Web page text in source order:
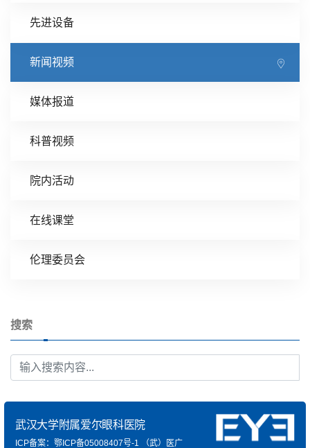
先进设备
新闻视频
媒体报道
科普视频
院内活动
在线课堂
伦理委员会
搜索
武汉大学附属爱尔眼科医院
ICP备案：鄂ICP备05008407号-1 （武）医广